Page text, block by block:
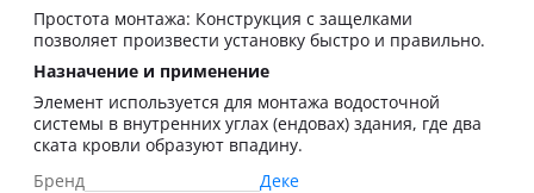
Простота монтажа: Конструкция с защелками
позволяет произвести установку быстро и правильно.
Назначение и применение
Элемент используется для монтажа водосточной
системы в внутренних углах (ендовах) здания, где два
ската кровли образуют впадину.
Бренд
Деке